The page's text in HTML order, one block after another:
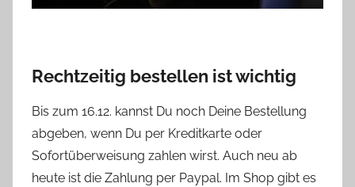
Rechtzeitig bestellen ist wichtig
Bis zum 16.12. kannst Du noch Deine Bestellung
abgeben, wenn Du per Kreditkarte oder
Sofortüberweisung zahlen wirst. Auch neu ab
heute ist die Zahlung per Paypal. Im Shop gibt es